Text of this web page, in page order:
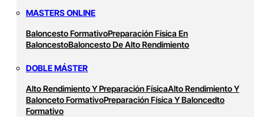
MASTERS ONLINE
Baloncesto FormativoPreparación Física En
BaloncestoBaloncesto De Alto Rendimiento
DOBLE MÁSTER
Alto Rendimiento Y Preparación FísicaAlto Rendimiento Y
Balonceto FormativoPreparación Física Y Baloncedto
Formativo